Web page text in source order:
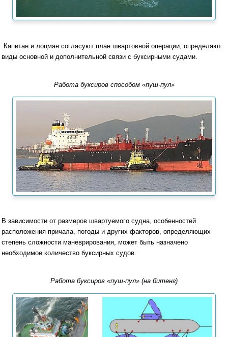
Капитан и лоцман согласуют план швартовной операции, определяют
виды основной и дополнительной связи с буксирными судами.
Работа буксиров способом «пуш-пул»
В зависимости от размеров швартуемого судна, особенностей
расположения причала, погоды и других факторов, определяющих
степень сложности маневрирования, может быть назначено
необходимое количество буксирных судов.
Работа буксиров «пуш-пул» (на битенг)